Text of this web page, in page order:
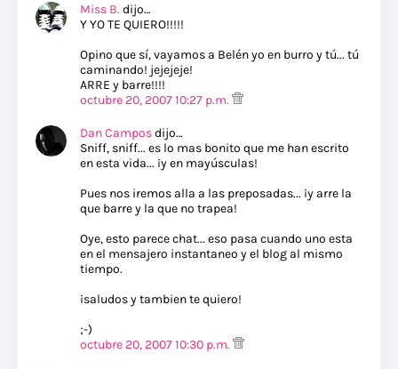
Miss B. dijo…
Y YO TE QUIERO!!!!!
Opino que sí, vayamos a Belén yo en burro y tú... tú
caminando! jejejeje!
ARRE y barre!!!!
octubre 20, 2007 10:27 p.m.
Dan Camposdijo…
Sniff, sniff... es lo mas bonito que me han escrito
en esta vida... ¡y en mayúsculas!
Pues nos iremos alla a las preposadas... ¡y arre la
que barre y la que no trapea!
Oye, esto parece chat... eso pasa cuando uno esta
en el mensajero instantaneo y el blog al mismo
tiempo.
¡saludos y tambien te quiero!
;-)
octubre 20, 2007 10:30 p.m.